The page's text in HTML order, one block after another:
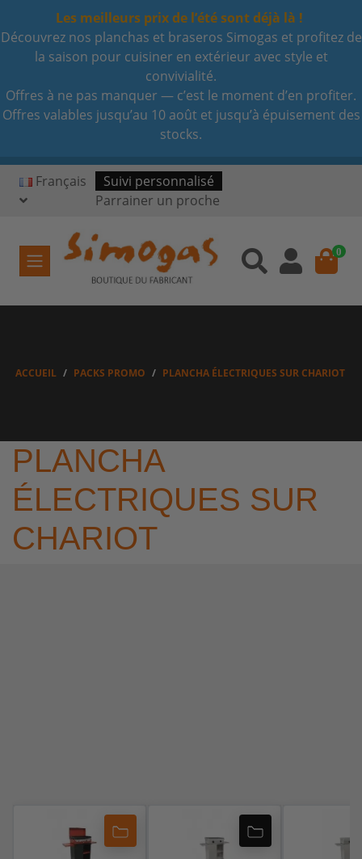
Les meilleurs prix de l’été sont déjà là !
Découvrez nos planchas et braseros Simogas et profitez de
la saison pour cuisiner en extérieur avec style et
convivialité.
Offres à ne pas manquer — c’est le moment d’en profiter.
Offres valables jusqu’au 10 août et jusqu’à épuisement des
stocks.
Français
Suivi personnalisé
Parrainer un proche
0
ACCUEIL PACKS PROMO PLANCHA ÉLECTRIQUES SUR CHARIOT
PLANCHA
ÉLECTRIQUES SUR
CHARIOT